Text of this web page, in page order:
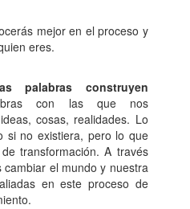
mejor en el proceso y
eres.
palabras construyen
con las que nos
cosas, realidades. Lo
si no existiera, pero lo que
transformación. A través
el mundo y nuestra
en este proceso de